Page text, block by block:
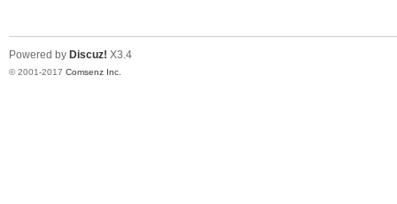
Powered by Discuz! X3.4
© 2001-2017 Comsenz Inc.